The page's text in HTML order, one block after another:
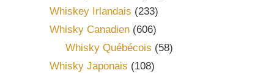
Whiskey Irlandais (233)
Whisky Canadien (606)
Whisky Québécois (58)
Whisky Japonais (108)